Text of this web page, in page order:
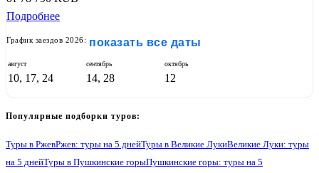
Подробнее
График заездов 2026: показать все даты
август
10, 17, 24
сентябрь
14, 28
октябрь
12
Популярные подборки туров:
Туры в РжевРжев: туры на 5 днейТуры в Великие ЛукиВеликие Луки: туры
на 5 днейТуры в Пушкинские горыПушкинские горы: туры на 5